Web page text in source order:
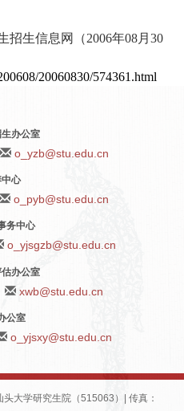
招生信息网（2006年08月30
20060830/574361.html
办公室
o_yzb@stu.edu.cn
中心
o_pyb@stu.edu.cn
务中心
o_yjsgzb@stu.edu.cn
办公室
xwb@stu.edu.cn
公室
o_yjsxy@stu.edu.cn
大学研究生院（515063）| 传真：